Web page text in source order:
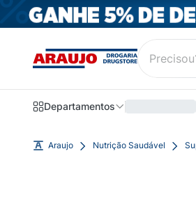
Departamentos
Araujo Nutrição Saudável